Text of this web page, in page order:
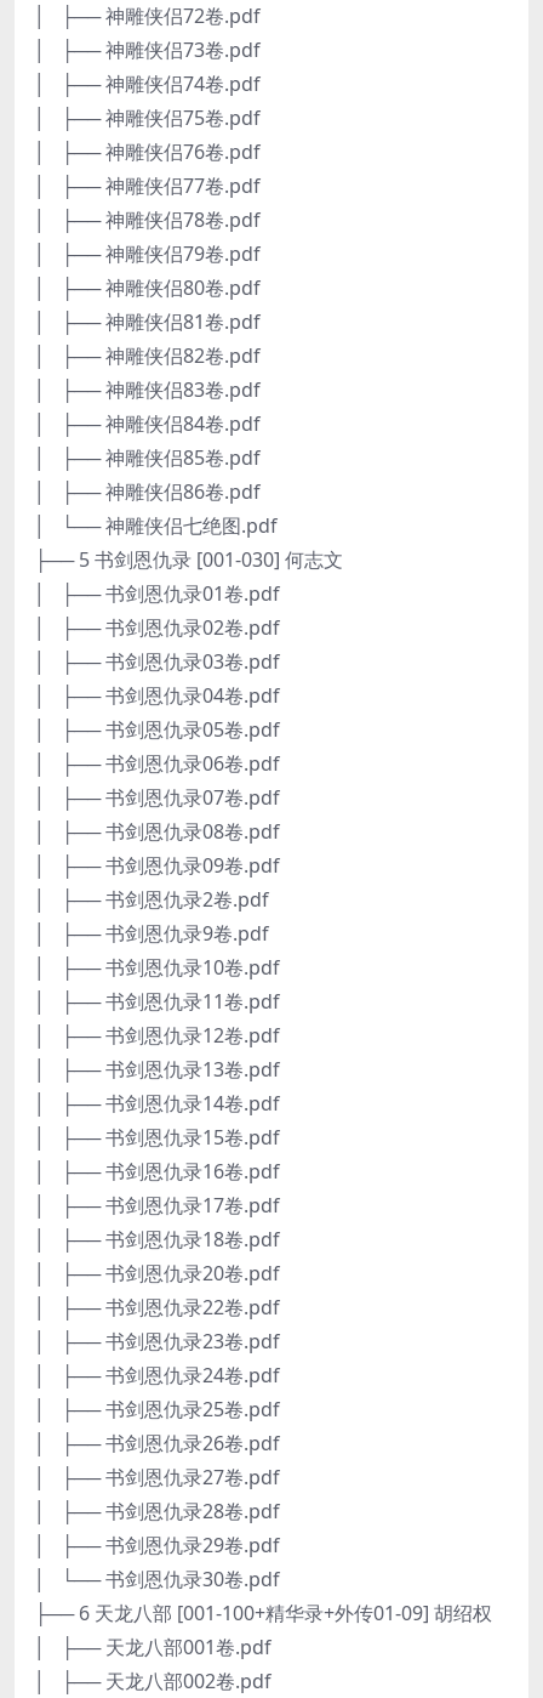
│ ├── 神雕侠侣72卷.pdf
│ ├── 神雕侠侣73卷.pdf
│ ├── 神雕侠侣74卷.pdf
│ ├── 神雕侠侣75卷.pdf
│ ├── 神雕侠侣76卷.pdf
│ ├── 神雕侠侣77卷.pdf
│ ├── 神雕侠侣78卷.pdf
│ ├── 神雕侠侣79卷.pdf
│ ├── 神雕侠侣80卷.pdf
│ ├── 神雕侠侣81卷.pdf
│ ├── 神雕侠侣82卷.pdf
│ ├── 神雕侠侣83卷.pdf
│ ├── 神雕侠侣84卷.pdf
│ ├── 神雕侠侣85卷.pdf
│ ├── 神雕侠侣86卷.pdf
│ └── 神雕侠侣七绝图.pdf
├── 5 书剑恩仇录 [001-030] 何志文
│ ├── 书剑恩仇录01卷.pdf
│ ├── 书剑恩仇录02卷.pdf
│ ├── 书剑恩仇录03卷.pdf
│ ├── 书剑恩仇录04卷.pdf
│ ├── 书剑恩仇录05卷.pdf
│ ├── 书剑恩仇录06卷.pdf
│ ├── 书剑恩仇录07卷.pdf
│ ├── 书剑恩仇录08卷.pdf
│ ├── 书剑恩仇录09卷.pdf
│ ├── 书剑恩仇录2卷.pdf
│ ├── 书剑恩仇录9卷.pdf
│ ├── 书剑恩仇录10卷.pdf
│ ├── 书剑恩仇录11卷.pdf
│ ├── 书剑恩仇录12卷.pdf
│ ├── 书剑恩仇录13卷.pdf
│ ├── 书剑恩仇录14卷.pdf
│ ├── 书剑恩仇录15卷.pdf
│ ├── 书剑恩仇录16卷.pdf
│ ├── 书剑恩仇录17卷.pdf
│ ├── 书剑恩仇录18卷.pdf
│ ├── 书剑恩仇录20卷.pdf
│ ├── 书剑恩仇录22卷.pdf
│ ├── 书剑恩仇录23卷.pdf
│ ├── 书剑恩仇录24卷.pdf
│ ├── 书剑恩仇录25卷.pdf
│ ├── 书剑恩仇录26卷.pdf
│ ├── 书剑恩仇录27卷.pdf
│ ├── 书剑恩仇录28卷.pdf
│ ├── 书剑恩仇录29卷.pdf
│ └── 书剑恩仇录30卷.pdf
├── 6 天龙八部 [001-100+精华录+外传01-09] 胡绍权
│ ├── 天龙八部001卷.pdf
│ ├── 天龙八部002卷.pdf